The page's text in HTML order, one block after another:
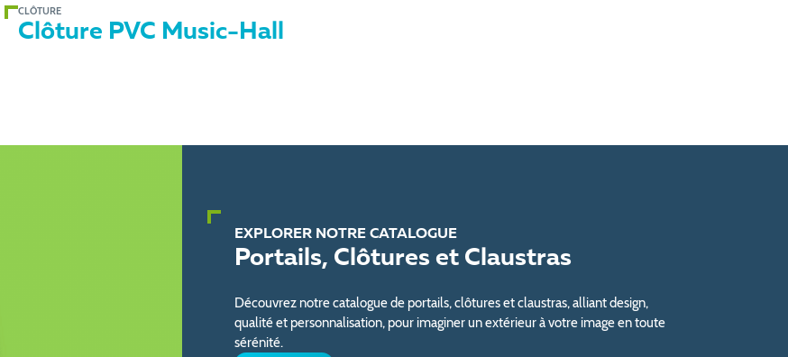
CLÔTURE
Clôture PVC Music-Hall
EXPLORER NOTRE CATALOGUE
Portails, Clôtures et Claustras
Découvrez notre catalogue de portails, clôtures et claustras, alliant design,
qualité et personnalisation, pour imaginer un extérieur à votre image en toute
sérénité.